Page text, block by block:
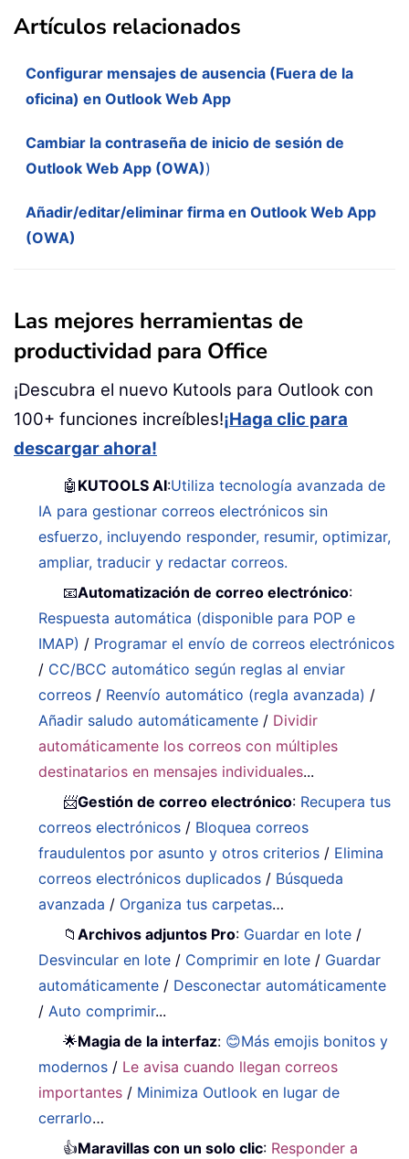
Artículos relacionados
Configurar mensajes de ausencia (Fuera de la
oficina) en Outlook Web App
Cambiar la contraseña de inicio de sesión de
Outlook Web App (OWA))
Añadir/editar/eliminar firma en Outlook Web App
(OWA)
Las mejores herramientas de
productividad para Office
¡Descubra el nuevo Kutools para Outlook con
100+ funciones increíbles!¡Haga clic para
descargar ahora!
🤖 KUTOOLS AI:Utiliza tecnología avanzada de
IA para gestionar correos electrónicos sin
esfuerzo, incluyendo responder, resumir, optimizar,
ampliar, traducir y redactar correos.
📧Automatización de correo electrónico:
Respuesta automática (disponible para POP e
IMAP) / Programar el envío de correos electrónicos
/ CC/BCC automático según reglas al enviar
correos / Reenvío automático (regla avanzada) /
Añadir saludo automáticamente / Dividir
automáticamente los correos con múltiples
destinatarios en mensajes individuales...
📨Gestión de correo electrónico: Recupera tus
correos electrónicos / Bloquea correos
fraudulentos por asunto y otros criterios / Elimina
correos electrónicos duplicados / Búsqueda
avanzada / Organiza tus carpetas…
📁Archivos adjuntos Pro: Guardar en lote /
Desvincular en lote / Comprimir en lote / Guardar
automáticamente / Desconectar automáticamente
/Auto comprimir...
🌟Magia de la interfaz: 😊Más emojis bonitos y
modernos / Le avisa cuando llegan correos
importantes / Minimiza Outlook en lugar de
cerrarlo…
👍Maravillas con un solo clic: Responder a